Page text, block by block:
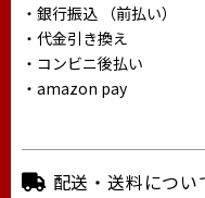
・銀行振込 （前払い）
・代金引き換え
・コンビニ後払い
・amazon pay
配送・送料につい